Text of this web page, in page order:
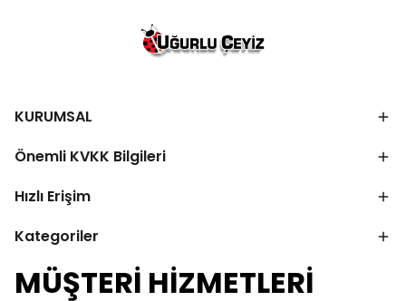
KURUMSAL
Önemli KVKK Bilgileri
Hızlı Erişim
Kategoriler
MÜŞTERİ HİZMETLERİ